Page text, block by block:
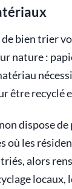
bien trier
nature :
être recyclé
dispose
où les
alors
locaux,